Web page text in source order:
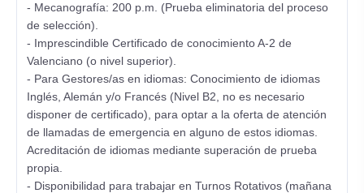
- Mecanografía: 200 p.m. (Prueba eliminatoria del proceso
de selección).
- Imprescindible Certificado de conocimiento A-2 de
Valenciano (o nivel superior).
- Para Gestores/as en idiomas: Conocimiento de idiomas
Inglés, Alemán y/o Francés (Nivel B2, no es necesario
disponer de certificado), para optar a la oferta de atención
de llamadas de emergencia en alguno de estos idiomas.
Acreditación de idiomas mediante superación de prueba
propia.
- Disponibilidad para trabajar en Turnos Rotativos (mañana